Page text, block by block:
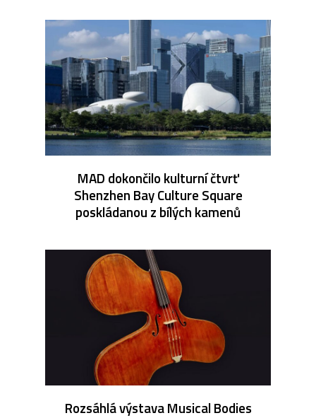
MAD dokončilo kulturní čtvrť
Shenzhen Bay Culture Square
poskládanou z bílých kamenů
Rozsáhlá výstava Musical Bodies